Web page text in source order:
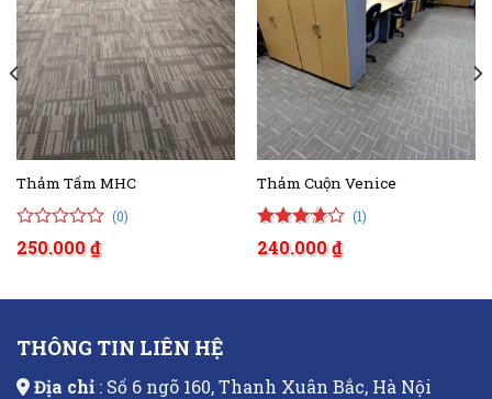
Thảm Tấm MHC
0
trên
0
(0)
250.000₫
Thảm Cuộn Venice
4.00
trên 5
1
(1)
240.000₫
THÔNG TIN LIÊN HỆ
Địa chỉ : Số 6 ngõ 160, Thanh Xuân Bắc, Hà Nội